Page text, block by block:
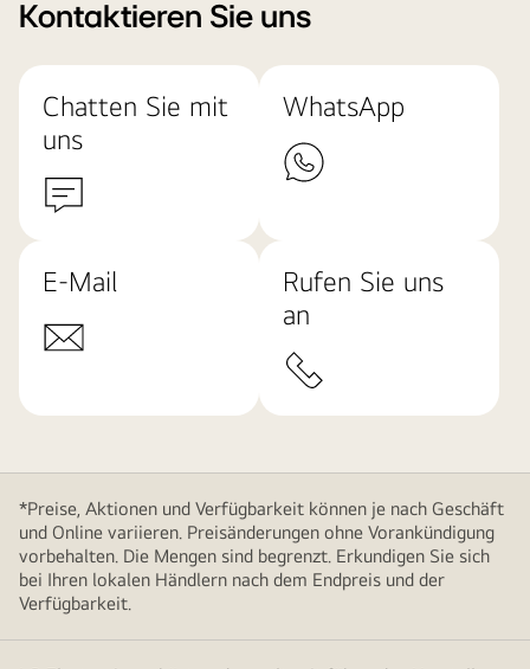
Kontaktieren Sie uns
Chatten Sie mit
uns
WhatsApp
E-Mail
Rufen Sie uns
an
*Preise, Aktionen und Verfügbarkeit können je nach Geschäft
und Online variieren. Preisänderungen ohne Vorankündigung
vorbehalten. Die Mengen sind begrenzt. Erkundigen Sie sich
bei Ihren lokalen Händlern nach dem Endpreis und der
Verfügbarkeit.